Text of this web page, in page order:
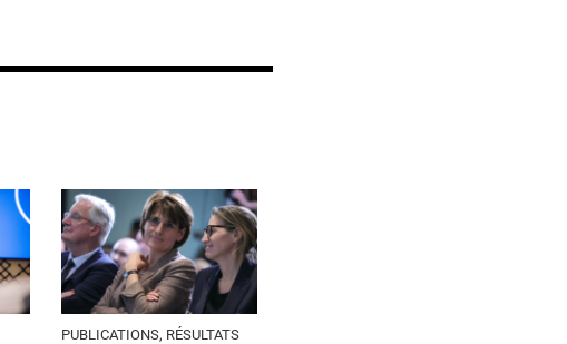
PUBLICATIONS, RÉSULTATS